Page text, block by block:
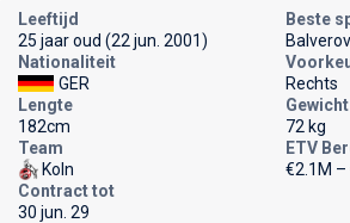
Leeftijd
25 jaar oud (22 jun. 2001)
Beste
Nationaliteit
GER
Rechts
Lengte
182cm
Gewicht
72 kg
Team
Koln
ETV
€2.1M –
Contract tot
30 jun. 29